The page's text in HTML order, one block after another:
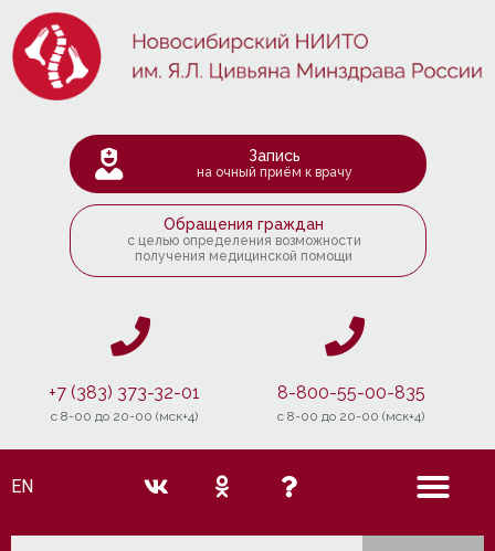
Запись
на очный приём к врачу
Обращения граждан
с целью определения возможности
получения медицинской помощи
+7 (383) 373-32-01
c 8-00 до 20-00 (мск+4)
8-800-55-00-835
c 8-00 до 20-00 (мск+4)
EN